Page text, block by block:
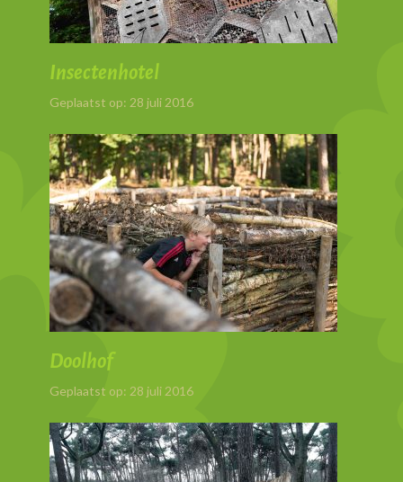
Insectenhotel
Geplaatst op: 28 juli 2016
Doolhof
Geplaatst op: 28 juli 2016